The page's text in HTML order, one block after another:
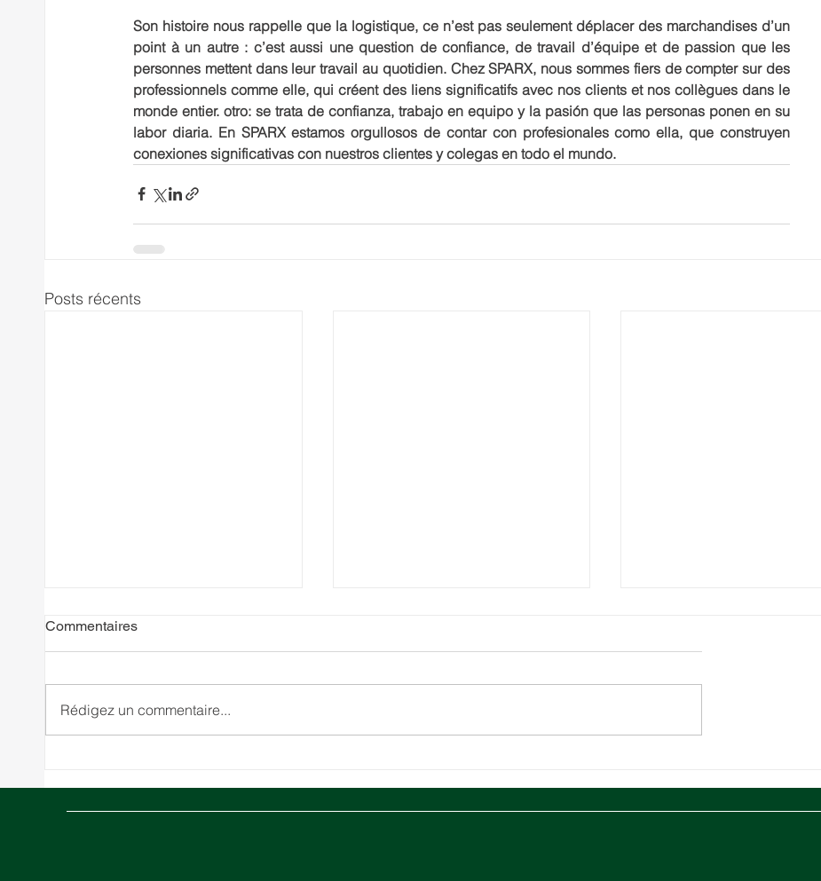
Son histoire nous rappelle que la logistique, ce n’est pas seulement déplacer des marchandises d’un
point à un autre : c’est aussi une question de confiance, de travail d’équipe et de passion que les
personnes mettent dans leur travail au quotidien. Chez SPARX, nous sommes fiers de compter sur des
professionnels comme elle, qui créent des liens significatifs avec nos clients et nos collègues dans le
monde entier. otro: se trata de confianza, trabajo en equipo y la pasión que las personas ponen en su
labor diaria. En SPARX estamos orgullosos de contar con profesionales como ella, que construyen
conexiones significativas con nuestros clientes y colegas en todo el mundo.
Posts récents
logistique mondiale
expéditions.
Commentaires
Rédigez un commentaire...